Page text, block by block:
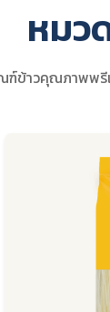
หม
ข้าวคุณภาพพรีเ